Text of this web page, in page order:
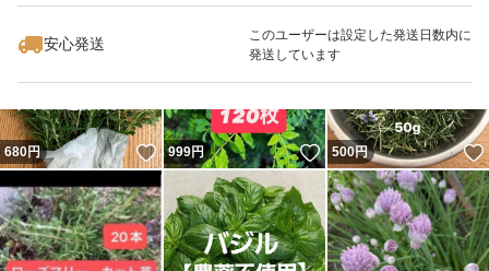
毎日出品する苗は、大きさ、
ポットの値段、発芽からの時間、
毎日肥料、お水の管理、
その都度違います。
お値段が多少変わっています
安心発送
このユーザーは設定した発送日数内に
発送しています
680円 いいね！
999円 いいね！
500円